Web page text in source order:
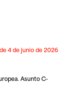
4 de junio de 2026
Asunto C-